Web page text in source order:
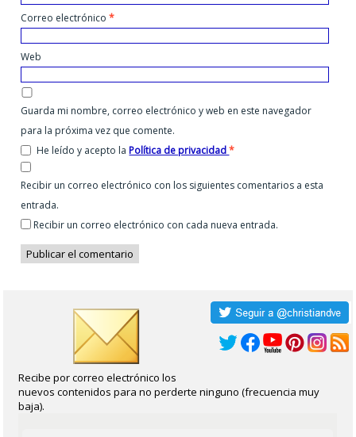
Correo electrónico*
Web
Guarda mi nombre, correo electrónico y web en este navegador
para la próxima vez que comente.
He leído y acepto laPolítica de privacidad*
Recibir un correo electrónico con los siguientes comentarios a esta
entrada.
Recibir un correo electrónico con cada nueva entrada.
Recibe por correo electrónico los
nuevos contenidos para no perderte ninguno (frecuencia muy
baja).